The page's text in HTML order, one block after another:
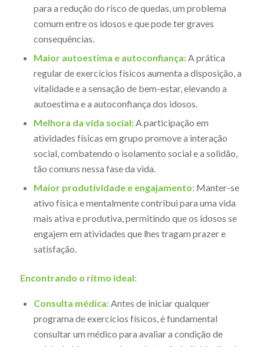
para a redução do risco de quedas, um problema
comum entre os idosos e que pode ter graves
consequências.
Maior autoestima e autoconfiança:A prática
regular de exercícios físicos aumenta a disposição, a
vitalidade e a sensação de bem-estar, elevando a
autoestima e a autoconfiança dos idosos.
Melhora da vida social:A participação em
atividades físicas em grupo promove a interação
social, combatendo o isolamento social e a solidão,
tão comuns nessa fase da vida.
Maior produtividade e engajamento:Manter-se
ativo física e mentalmente contribui para uma vida
mais ativa e produtiva, permitindo que os idosos se
engajem em atividades que lhes tragam prazer e
satisfação.
Encontrando o ritmo ideal:
Consulta médica:Antes de iniciar qualquer
programa de exercícios físicos, é fundamental
consultar um médico para avaliar a condição de